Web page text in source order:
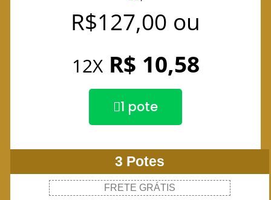
R$127,00 ou
12X R$ 10,58
1 pote
3 Potes
FRETE GRÁTIS